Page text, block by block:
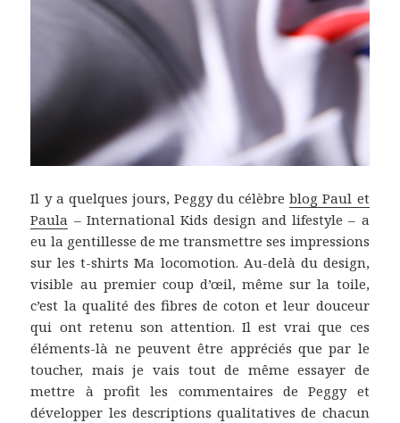
Il y a quelques jours, Peggy du célèbreblog Paul et
Paula – International Kids design and lifestyle – a
eu la gentillesse de me transmettre ses impressions
sur les t-shirts Ma locomotion. Au-delà du design,
visible au premier coup d’œil, même sur la toile,
c’est la qualité des fibres de coton et leur douceur
qui ont retenu son attention. Il est vrai que ces
éléments-là ne peuvent être appréciés que par le
toucher, mais je vais tout de même essayer de
mettre à profit les commentaires de Peggy et
développer les descriptions qualitatives de chacun